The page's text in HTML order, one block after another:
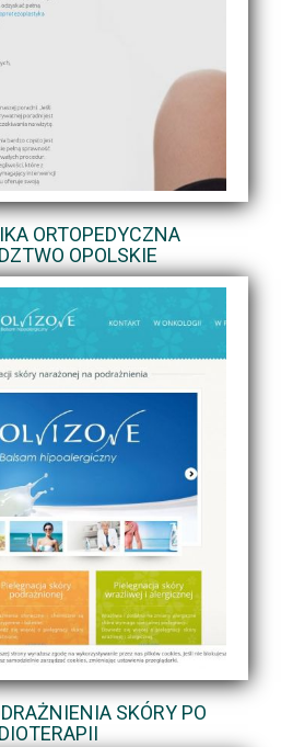
ORTOPEDYCZNA
OPOLSKIE
SKÓRY PO